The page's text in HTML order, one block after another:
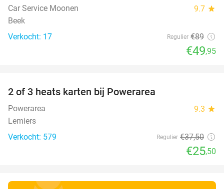
Car Service Moonen 9.7 star
Beek
Verkocht: 17
Regulier €89
€49,95
2 of 3 heats karten bij Powerarea
Powerarea 9.3 star
Lemiers
Verkocht: 579
Regulier €37,50
€25,50